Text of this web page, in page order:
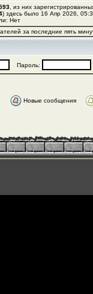
, из них
) здесь было 16 Апр 2026,
Нет
за последние пять
Пароль:
Новые сообщения